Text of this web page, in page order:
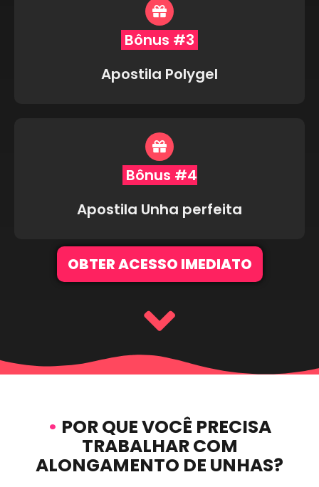
Bônus #3
Apostila Polygel
Bônus #4
Apostila Unha perfeita
OBTER ACESSO IMEDIATO
• POR QUE VOCÊ PRECISA
TRABALHAR COM
ALONGAMENTO DE UNHAS?